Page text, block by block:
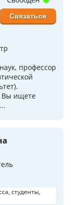
профессор
Вы ищете
Связаться
студенты,